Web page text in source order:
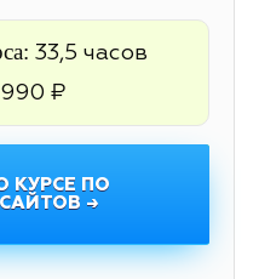
33,5 часов
₽
КУРСЕ ПО
→